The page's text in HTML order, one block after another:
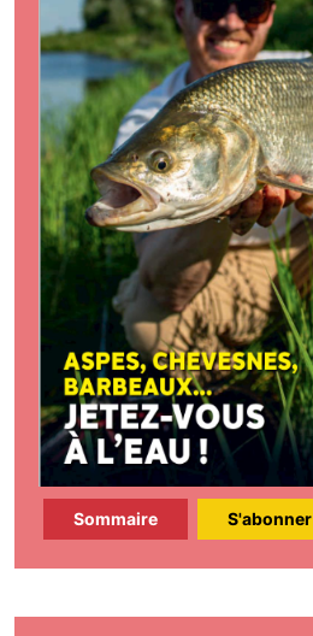
Sommaire S'abonner